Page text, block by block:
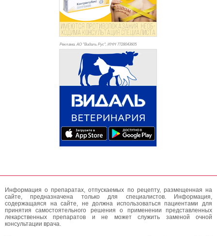
Реклама. АО "Видаль Рус", ИНН 7728043605
Информация о препаратах, отпускаемых по рецепту, размещенная на
сайте, предназначена только для специалистов. Информация,
содержащаяся на сайте, не должна использоваться пациентами для
принятия самостоятельного решения о применении представленных
лекарственных препаратов и не может служить заменой очной
консультации врача.